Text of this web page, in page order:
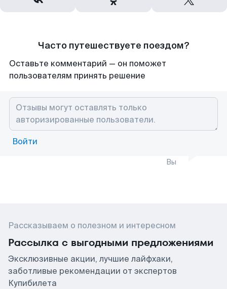
Часто путешествуете поездом?
Оставьте комментарий — он поможет
пользователям принять решение
Войти
Вы
Рассказываем о полезном и интересном
Рассылка с выгодными предложениями
Эксклюзивные акции, лучшие лайфхаки,
заботливые рекомендации от экспертов
Купибилета